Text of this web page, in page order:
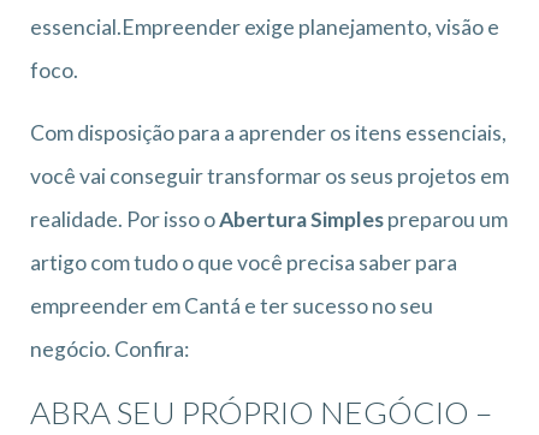
essencial.Empreender exige planejamento, visão e
foco.
Com disposição para a aprender os itens essenciais,
você vai conseguir transformar os seus projetos em
realidade. Por isso oAbertura Simplespreparou um
artigo com tudo o que você precisa saber para
empreender em Cantá e ter sucesso no seu
negócio. Confira:
ABRA SEU PRÓPRIO NEGÓCIO –